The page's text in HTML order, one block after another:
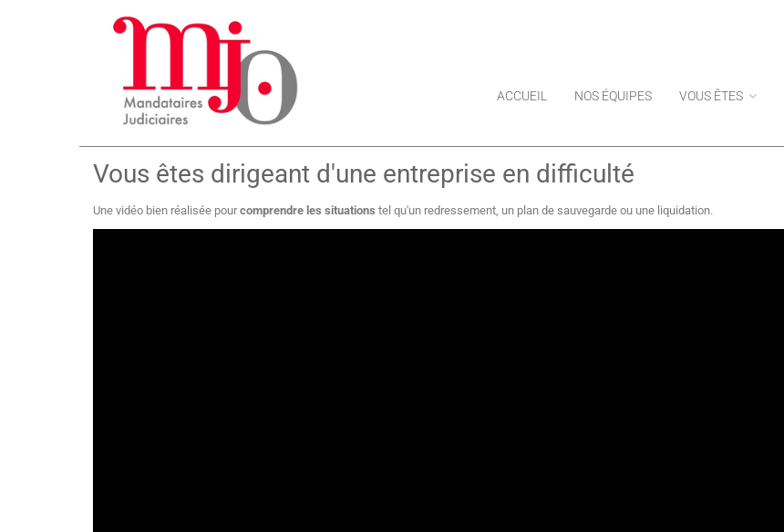
ACCUEIL NOS ÉQUIPES VOUS ÊTES
Vous êtes dirigeant d'une entreprise en difficulté
Une vidéo bien réalisée pourcomprendre les situations tel qu'un redressement, un plan de sauvegarde ou une liquidation.